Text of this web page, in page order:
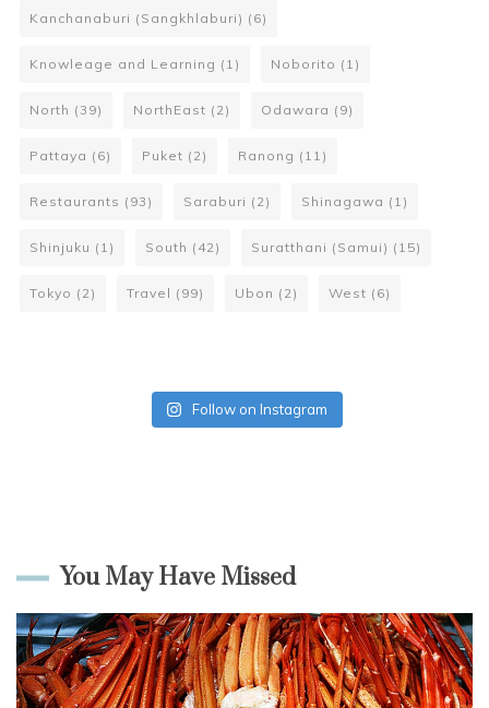
Kanchanaburi (Sangkhlaburi) (6)
Knowleage and Learning (1) Noborito (1)
North (39) NorthEast (2) Odawara (9)
Pattaya (6) Puket (2) Ranong (11)
Restaurants (93) Saraburi (2) Shinagawa (1)
Shinjuku (1) South (42) Suratthani (Samui) (15)
Tokyo (2) Travel (99) Ubon (2) West (6)
Follow on Instagram
You May Have Missed